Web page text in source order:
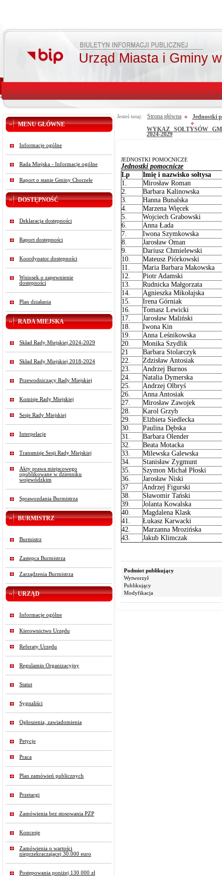
Urząd Miasta i Gminy
MENU GŁÓWNE
Informacje ogólne
Rada Miejska - Informacje ogólne
Raport o stanie Gminy Chorzele
DOSTĘPNOŚĆ
Deklaracja dostępności
Raport dostępności
Koordynator dostępności
Wniosek o zapewnienie
dostępności
Plan działania
RADA MIEJSKA
Skład Rady Miejskiej 2024-2029
Skład Rady Miejskiej 2018-2024
Przewodniczący Rady Miejskiej
Komisje Rady Miejskiej
Sesje Rady Miejskiej
Interpelacje
Transmisje Sesji Rady Miejskiej
Akty prawa miejscowego
opublikowane w dzienniku
wojewódzkim
Sprawozdania Burmistrza
BURMISTRZ
Burmistrz
Zastępca Burmistrza
Zarządzenia Burmistrza
URZĄD
Informacje ogólne
Kierownictwo Urzędu
Referaty Urzędu
Regulamin Organizacyjny
Statut
Sygnaliści
Ogłoszenia, zawiadomienia
Petycje
Praca
Plan zamówień publicznych
Przetargi
Zamówienia bez stosowania PZP
Koncesje
Zamówienia o wartości
nieprzekraczającej 30.000 euro
Postępowania poniżej 130 000 zł
Jesteś tutaj: Strona główna
Jednostki
WYKAZ SOŁTYSÓW
2024-2029
JEDNOSTKI POMOCNICZE
Jednostki pomocnicze
Lp
Imię i nazwisko sołtysa
1.
Mirosław Roman
2.
Barbara Kalinowska
3.
Hanna Bunalska
4.
Marzena Więcek
5.
Wojciech Grabowski
6.
Anna Łada
7.
Iwona Szymkowska
8.
Jarosław Oman
9.
Dariusz Chmielewski
10.
Mateusz Piórkowski
11.
Maria Barbara Makowska
12.
Piotr Adamski
13.
Rudnicka Małgorzata
14.
Agnieszka Mikołajska
15.
Irena Górniak
16.
Tomasz Lewicki
17.
Jarosław Maliński
18.
Iwona Kin
19.
Anna Leśnikowska
20.
Monika Szydlik
21
Barbara Stolarczyk
22.
Zdzisław Antosiak
23.
Andrzej Burnos
24.
Natalia Dymerska
25.
Andrzej Olbryś
26.
Anna Antosiak
27.
Mirosław Zawojek
28.
Karol Grzyb
29.
Elżbieta Siedlecka
30.
Paulina Dębska
31.
Barbara Olender
32.
Beata Motacka
33.
Milewska Galewska
34.
Stanisław Zygmunt
35.
Szymon Michał Płoski
36.
Jarosław Niski
37
Andrzej Figurski
38.
Sławomir Tański
39.
Jolanta Kowalska
40.
Magdalena Klask
41.
Łukasz Karwacki
42.
Marzanna Mrozińska
43.
Jakub Klimczak
Podmiot publikujący
Wytworzył
Publikujący
Modyfikacja